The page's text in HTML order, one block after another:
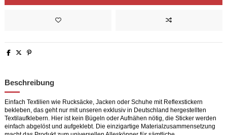
Beschreibung
Einfach Textilien wie Rucksäcke, Jacken oder Schuhe mit Reflexstickern
bekleben, das geht nur mit unseren exklusiv in Deutschland hergestellten
Textilaufklebern. Hier ist kein Bügeln oder Aufnähen nötig, die Sticker werden
einfach abgelöst und aufgeklebt. Die einzigartige Materialzusammensetzung